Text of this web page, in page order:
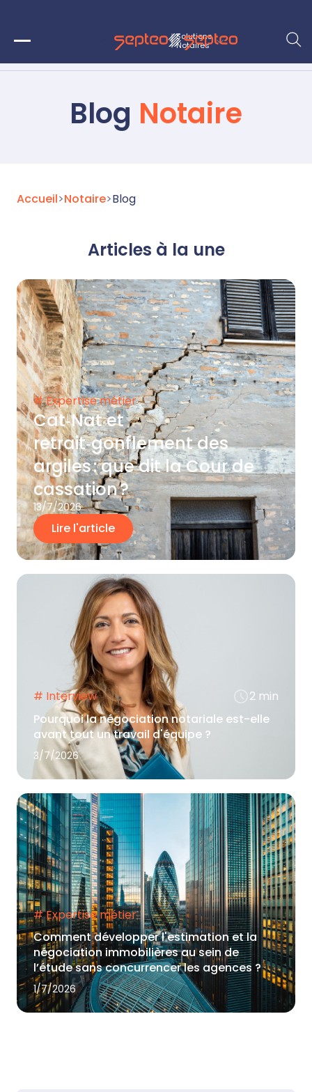
Solutions
Notaires
Blog Notaire
Accueil>Notaire>Blog
Articles à la une
# Expertise métier
Cat‑Nat et
retrait‑gonflement des
argiles : que dit la Cour de
cassation ?
13/7/2026
Lire l'article
# Interview
2 min
Pourquoi la négociation notariale est-elle
avant tout un travail d'équipe ?
3/7/2026
# Expertise métier
Comment développer l'estimation et la
négociation immobilières au sein de
l’étude sans concurrencer les agences ?
1/7/2026